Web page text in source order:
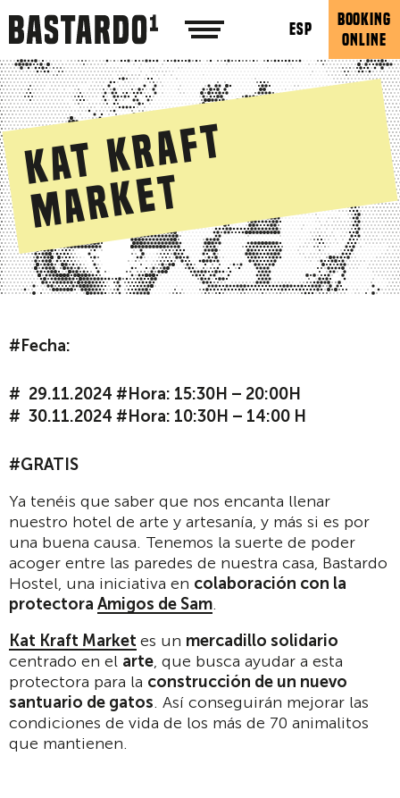
ESP
BOOKING
ONLINE
K
a
t
K
r
a
f
t
M
a
r
k
e
t
#Fecha:
29.11.2024 #Hora: 15:30H – 20:00H
30.11.2024 #Hora: 10:30H – 14:00 H
#GRATIS
Ya tenéis que saber que nos encanta llenar
nuestro hotel de arte y artesanía, y más si es por
una buena causa. Tenemos la suerte de poder
acoger entre las paredes de nuestra casa, Bastardo
Hostel, una iniciativa en colaboración con la
protectora Amigos de Sam.
Kat Kraft Market es un mercadillo solidario
centrado en el arte, que busca ayudar a esta
protectora para la construcción de un nuevo
santuario de gatos. Así conseguirán mejorar las
condiciones de vida de los más de 70 animalitos
que mantienen.